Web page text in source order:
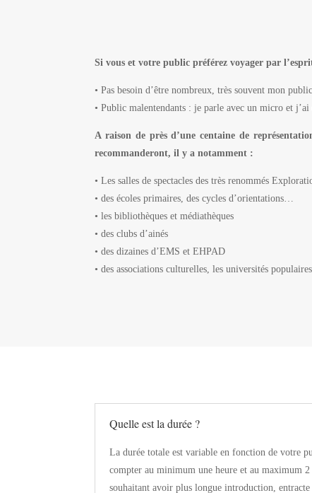
Si vous et votre public préférez voyager par
• Pas besoin d’être nombreux, très souvent mon
• Public malentendants : je parle avec un micro et
A raison de près d’une centaine de
recommanderont, il y a notamment :
• Les salles de spectacles des très renommés
• des écoles primaires, des cycles d’orientations…
• les bibliothèques et médiathèques
• des clubs d’ainés
• des dizaines d’EMS et EHPAD
• des associations culturelles, les universités
Quelle est la durée ?
La durée totale est variable en fonction de votre
compter au minimum une heure et au maximum 2
souhaitant avoir plus longue introduction,